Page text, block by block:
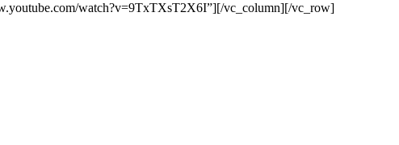
watch?v=9TxTXsT2X6I”][/vc_column][/vc_row]